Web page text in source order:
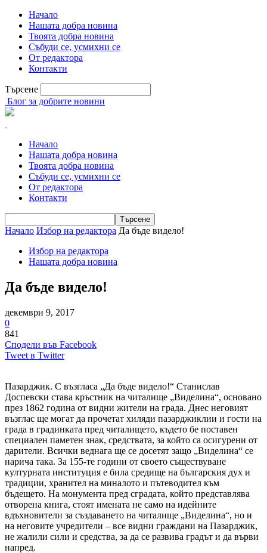
Начало
Нашата добра новина
Твоята добра новина
Събуди се, усмихни се
От редактора
Контакти
Търсене
Блог за добрите новини
Начало
Нашата добра новина
Твоята добра новина
Събуди се, усмихни се
От редактора
Контакти
Начало Избор на редактора Да бъде видело!
Избор на редактора
Нашата добра новина
Да бъде видело!
декември 9, 2017
0
841
Сподели във Facebook
Tweet в Twitter
Пазарджик. С възгласа „Да бъде видело!“ Станислав
Доспевски става кръстник на читалище „Виделина“, основано
през 1862 година от видни жители на града. Днес неговият
възглас ще могат да прочетат хиляди пазарджиклии и гости на
града в градинката пред читалището, където бе поставен
специален паметен знак, средствата, за който са осигурени от
дарители. Всички веднага ще се досетят защо „Виделина“ се
нарича така. За 155-те години от своето съществуване
културната институция е била средище на българския дух и
традиции, хранител на миналото и пътеводител към
бъдещето. На монумента пред сградата, който представлява
отворена книга, стоят имената не само на идейните
вдъхновители за създаването на читалище „Виделина“, но и
на неговите учредители – все видни граждани на Пазарджик,
не жалили сили и средства, за да се развива градът и да върви
напред.